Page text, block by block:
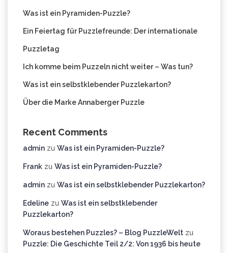
Was ist ein Pyramiden-Puzzle?
Ein Feiertag für Puzzlefreunde: Der internationale
Puzzletag
Ich komme beim Puzzeln nicht weiter – Was tun?
Was ist ein selbstklebender Puzzlekarton?
Über die Marke Annaberger Puzzle
Recent Comments
admin zu Was ist ein Pyramiden-Puzzle?
Frank zu Was ist ein Pyramiden-Puzzle?
admin zu Was ist ein selbstklebender Puzzlekarton?
Edeline zu Was ist ein selbstklebender
Puzzlekarton?
Woraus bestehen Puzzles? – Blog PuzzleWelt zu
Puzzle: Die Geschichte Teil 2/2: Von 1936 bis heute